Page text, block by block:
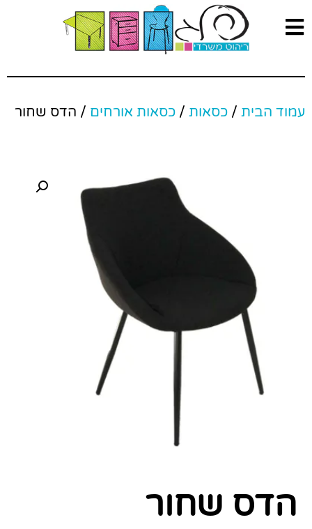
עמוד הבית/ כסאות/ כסאות אורחים/ הדס שחור
הדס שחור